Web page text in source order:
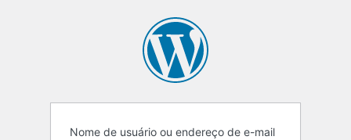
Nome de usuário ou endereço de e-mail